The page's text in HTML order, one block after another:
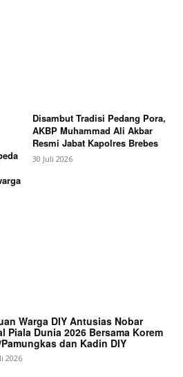
Disambut Tradisi Pedang Pora,
AKBP Muhammad Ali Akbar
Resmi Jabat Kapolres Brebes
30 Juli 2026
Warga DIY Antusias Nobar
Piala Dunia 2026 Bersama Korem
dan Kadin DIY
2026